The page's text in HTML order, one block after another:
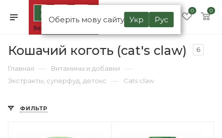
Оберіть мову сайту Укр Рус
0 0
Кошачий коготь (cat's claw) 6
Главная — Витамины и добавки —
Экстракты, суперфуд, детокс — Cats claw
ФИЛЬТР